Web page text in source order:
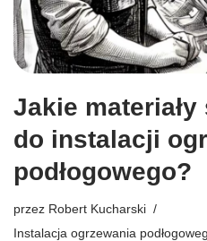
Jakie
do instalacji
podłogowego?
przez Robert Kucharski
Instalacja ogrzewania